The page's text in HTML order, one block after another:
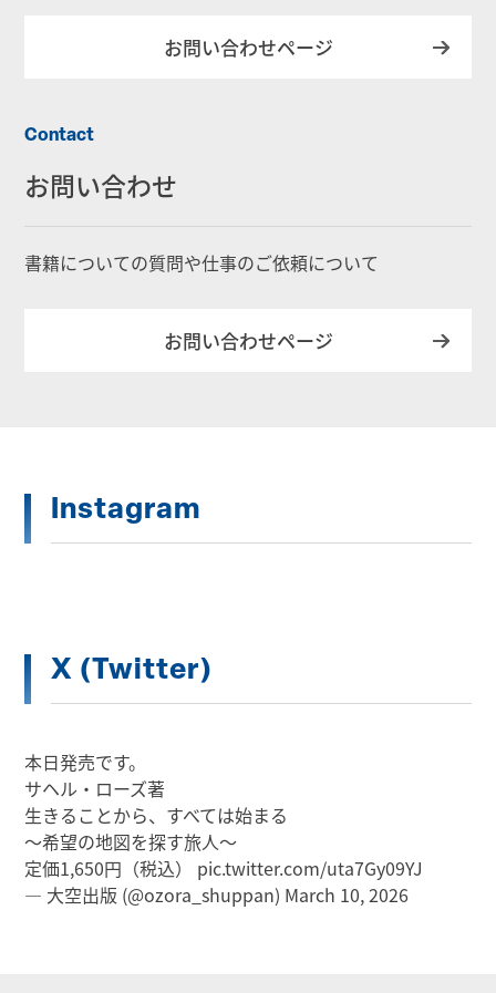
お問い合わせページ
Contact
お問い合わせ
書籍についての質問や仕事のご依頼について
お問い合わせページ
Instagram
X (Twitter)
本日発売です。
サヘル・ローズ著
生きることから、すべては始まる
～希望の地図を探す旅人～
定価1,650円（税込） pic.twitter.com/uta7Gy09YJ
— 大空出版 (@ozora_shuppan) March 10, 2026